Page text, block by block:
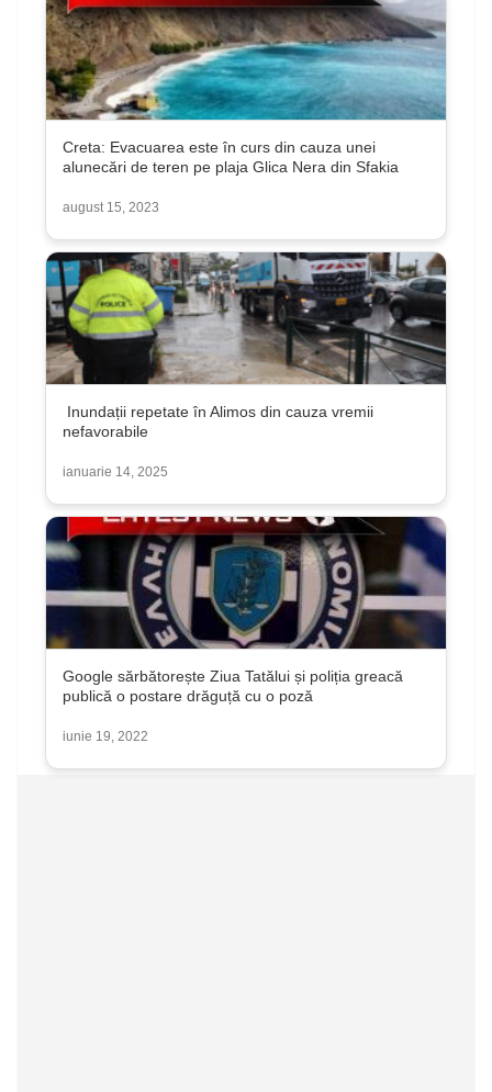
Creta: Evacuarea este în curs din cauza unei
alunecări de teren pe plaja Glica Nera din Sfakia
august 15, 2023
Inundații repetate în Alimos din cauza vremii
nefavorabile
ianuarie 14, 2025
Google sărbătorește Ziua Tatălui și poliția greacă
publică o postare drăguță cu o poză
iunie 19, 2022